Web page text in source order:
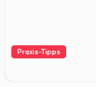
Praxis-Tipps